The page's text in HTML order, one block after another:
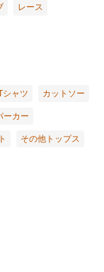
レース
シャツ カットソー
ーカー
その他トップス